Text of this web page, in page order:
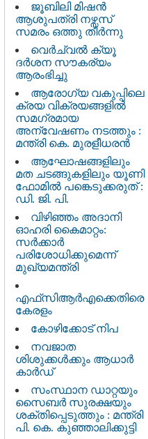
ജൂബിലി മിഷൻ
ആശുപത്രി നഴ്സസ്
സമരം ഒത്തു തീർന്നു
വെര്‍ച്വല്‍ ക്യൂ
ദര്‍ശന സൗകര്യം
ആരംഭിച്ചു
ആരോഗ്യ വകുപ്പിലെ
ക്രയ വിക്രയങ്ങളിൽ
സമഗ്രമായ
അന്വേഷണം നടത്തും :
മന്ത്രി കെ. മുരളീധരൻ
ആഘോഷങ്ങളിലും
മത ചടങ്ങുകളിലും യൂണി
ഫോമിൽ പങ്കെടുക്കരുത് :
ഡി. ജി. പി.
വിഴിഞ്ഞം അദാനി
ഓഹരി കൈമാറ്റം:
സർക്കാർ
പരിശോധിക്കുമെന്ന്
മുഖ്യമന്ത്രി
എഫ്‌സിആർഎക്കെതിരെ
കേരളം
കോഴിക്കോട് നിപ
നവജാത
ശിശുക്കള്‍ക്കും ആധാര്‍
കാര്‍ഡ്
സംസ്ഥാന ഡാറ്റയും
സൈബർ സുരക്ഷയും
ശക്തിപ്പെടുത്തും : മന്ത്രി
പി. കെ. കുഞ്ഞാലിക്കുട്ടി